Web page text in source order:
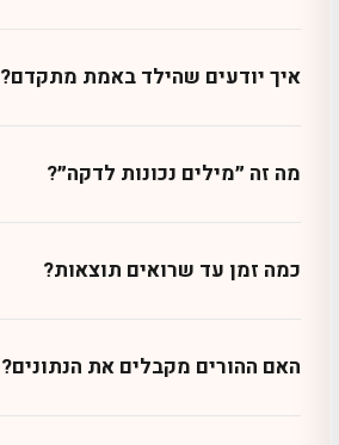
איך יודעים שהילד באמת מתקדם?
מה זה ״מילים נכונות לדקה״?
כמה זמן עד שרואים תוצאות?
האם ההורים מקבלים את הנתונים?